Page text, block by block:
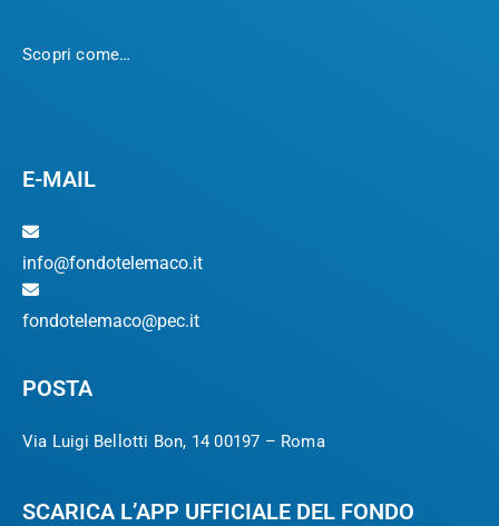
Scopri come…
E-MAIL
info@fondotelemaco.it
fondotelemaco@pec.it
POSTA
Via Luigi Bellotti Bon, 14 00197 – Roma
SCARICA L’APP UFFICIALE DEL FONDO